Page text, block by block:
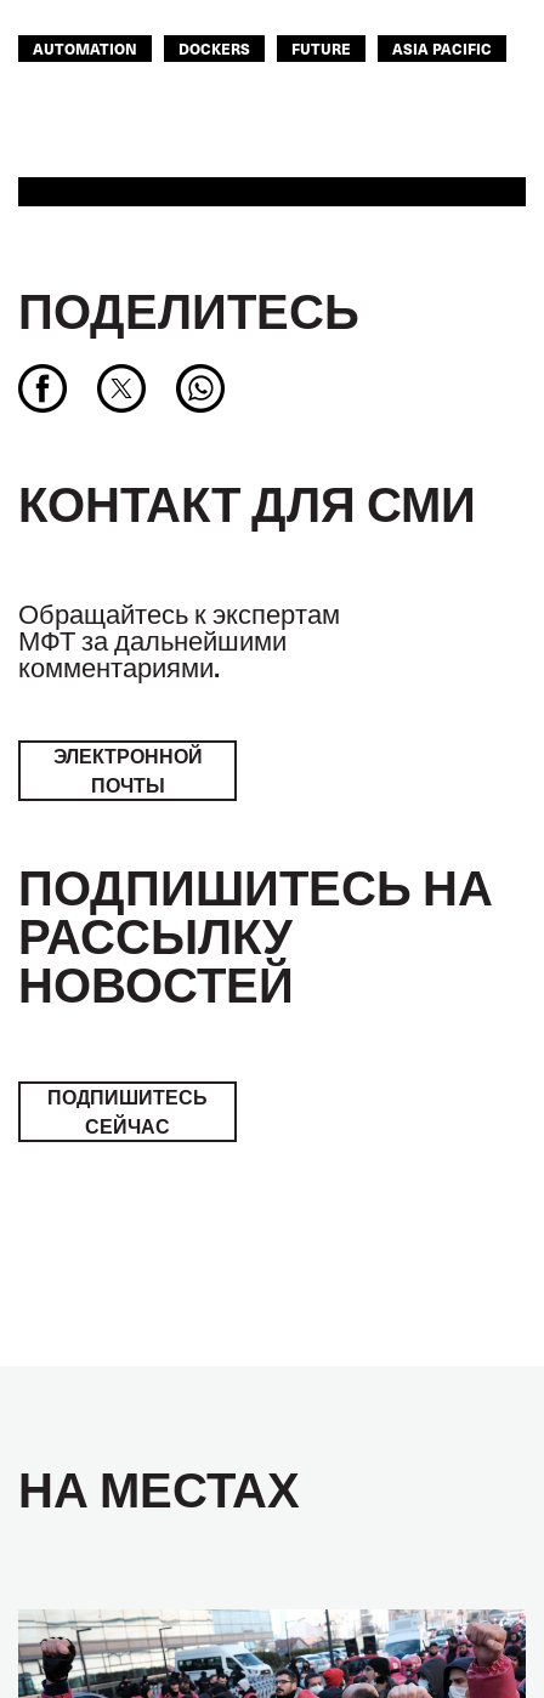
AUTOMATION DOCKERS FUTURE ASIA PACIFIC
ПОДЕЛИТЕСЬ
КОНТАКТ ДЛЯ СМИ
Обращайтесь к экспертам
МФТ за дальнейшими
комментариями.
ЭЛЕКТРОННОЙ
ПОЧТЫ
ПОДПИШИТЕСЬ НА
РАССЫЛКУ
НОВОСТЕЙ
ПОДПИШИТЕСЬ
СЕЙЧАС
НА МЕСТАХ